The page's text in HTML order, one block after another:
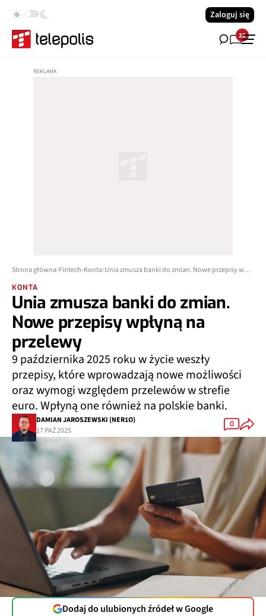
Zaloguj się
22
Strona główna Fintech Konta Unia zmusza banki do zmian. Nowe przepisy wpłyną na przelewy
KONTA
Unia zmusza banki do zmian.
Nowe przepisy wpłyną na
przelewy
9 października 2025 roku w życie weszły
przepisy, które wprowadzają nowe możliwości
oraz wymogi względem przelewów w strefie
euro. Wpłyną one również na polskie banki.
DAMIAN JAROSZEWSKI (NER1O)
17 PAŹ 2025
0
Dodaj do ulubionych źródeł w Google